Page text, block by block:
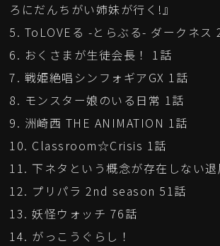
ろにだんちがい姉妹が行く!』
ToLOVEる -とらぶる- ダークネス
おくさまが生徒会長！ 1話
戦姫絶唱シンフォギアGX 1話
モンスター娘のいる日常 1話
洲崎西 THE ANIMATION 1話
Classroom☆Crisis 1話
下ネタという概念が存在しない
プリパラ 2nd season 51話
妖怪ウォッチ 76話
がっこうぐらし！